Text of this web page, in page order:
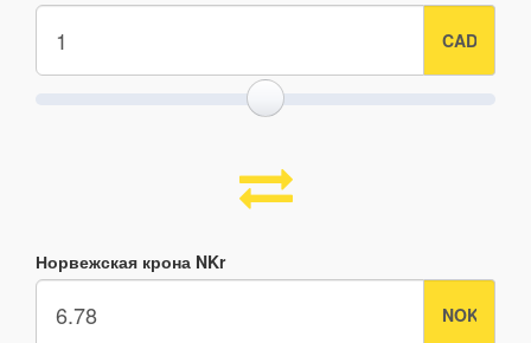
Норвежская крона NKr